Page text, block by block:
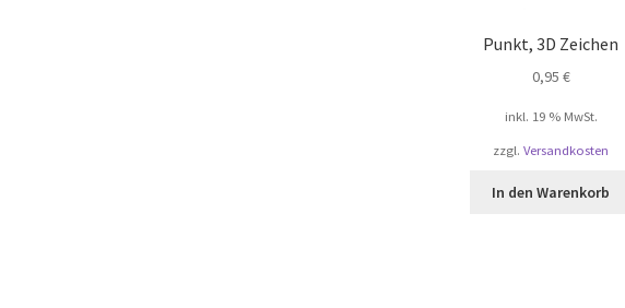
Punkt, 3D Zeichen
0,95 €
inkl. 19 % MwSt.
zzgl.Versandkosten
In den Warenkorb